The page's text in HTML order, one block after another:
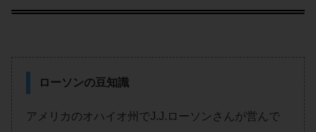
ローソンの豆知識
アメリカのオハイオ州でJ.J.ローソンさんが営んで